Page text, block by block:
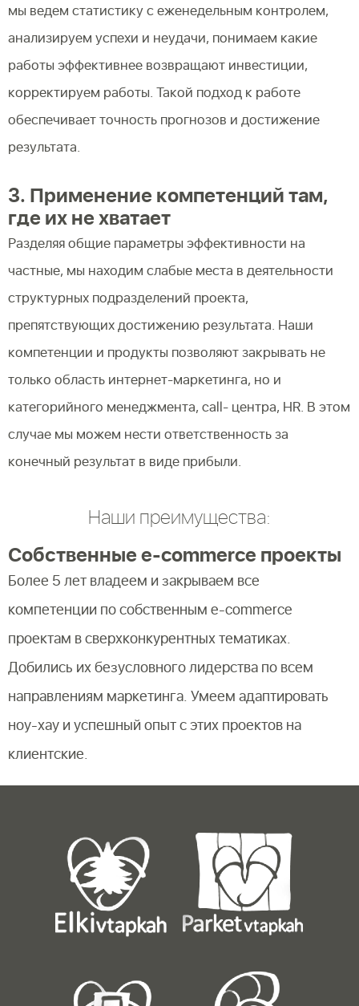
мы ведем статистику с еженедельным контролем,
анализируем успехи и неудачи, понимаем какие
работы эффективнее возвращают инвестиции,
корректируем работы. Такой подход к работе
обеспечивает точность прогнозов и достижение
результата.
3. Применение компетенций там,
где их не хватает
Разделяя общие параметры эффективности на
частные, мы находим слабые места в деятельности
структурных подразделений проекта,
препятствующих достижению результата. Наши
компетенции и продукты позволяют закрывать не
только область интернет-маркетинга, но и
категорийного менеджмента, call- центра, HR. В этом
случае мы можем нести ответственность за
конечный результат в виде прибыли.
Наши преимущества:
Собственные e-commerce проекты
Более 5 лет владеем и закрываем все
компетенции по собственным e-commerce
проектам в сверхконкурентных тематиках.
Добились их безусловного лидерства по всем
направлениям маркетинга. Умеем адаптировать
ноу-хау и успешный опыт с этих проектов на
клиентские.